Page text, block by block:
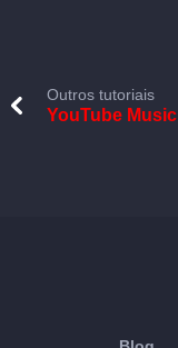
Outros tutoriais
YouTube Music